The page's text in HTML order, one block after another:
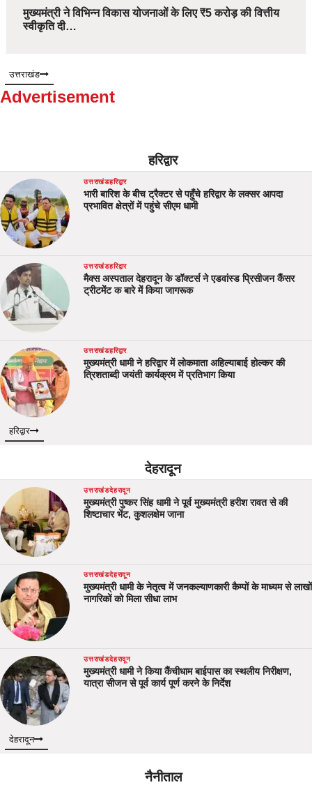
मुख्यमंत्री ने विभिन्न विकास योजनाओं के लिए ₹5 करोड़ की वित्तीय
स्वीकृति दी…
उत्तराखंड
Advertisement
हरिद्वार
उत्तराखंडहरिद्वार
भारी बारिश के बीच ट्रैक्टर से पहुँचे हरिद्वार के लक्सर आपदा
प्रभावित क्षेत्रों में पहुंचे सीएम धामी
उत्तराखंडहरिद्वार
मैक्स अस्पताल देहरादून के डॉक्टर्स ने एडवांस्ड प्रिसीजन कैंसर
ट्रीटमेंट क बारे में किया जागरूक
उत्तराखंडहरिद्वार
मुख्यमंत्री धामी ने हरिद्वार में लोकमाता अहिल्याबाई होल्कर की
त्रिशताब्दी जयंती कार्यक्रम में प्रतिभाग किया
हरिद्वार
देहरादून
उत्तराखंडदेहरादून
मुख्यमंत्री पुष्कर सिंह धामी ने पूर्व मुख्यमंत्री हरीश रावत से की
शिष्टाचार भेंट, कुशलक्षेम जाना
उत्तराखंडदेहरादून
मुख्यमंत्री धामी के नेतृत्व में जनकल्याणकारी कैम्पों के माध्यम से लाखों
नागरिकों को मिला सीधा लाभ
उत्तराखंडदेहरादून
मुख्यमंत्री धामी ने किया कैंचीधाम बाईपास का स्थलीय निरीक्षण,
यात्रा सीजन से पूर्व कार्य पूर्ण करने के निर्देश
देहरादून
नैनीताल